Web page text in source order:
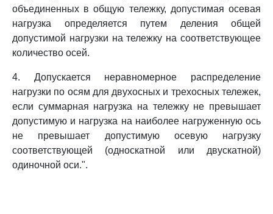
объединенных в общую тележку, допустимая осевая
нагрузка определяется путем деления общей
допустимой нагрузки на тележку на соответствующее
количество осей.
4. Допускается неравномерное распределение
нагрузки по осям для двухосных и трехосных тележек,
если суммарная нагрузка на тележку не превышает
допустимую и нагрузка на наиболее нагруженную ось
не превышает допустимую осевую нагрузку
соответствующей (односкатной или двускатной)
одиночной оси.".